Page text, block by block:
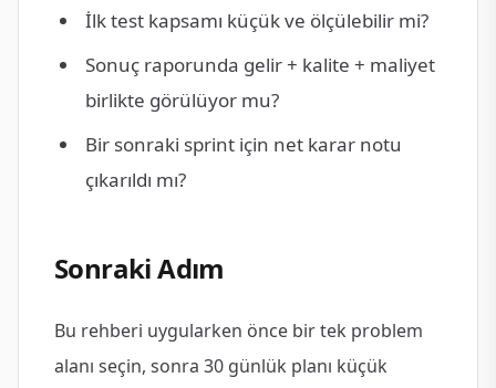
İlk test kapsamı küçük ve ölçülebilir mi?
Sonuç raporunda gelir + kalite + maliyet
birlikte görülüyor mu?
Bir sonraki sprint için net karar notu
çıkarıldı mı?
Sonraki Adım
Bu rehberi uygularken önce bir tek problem
alanı seçin, sonra 30 günlük planı küçük